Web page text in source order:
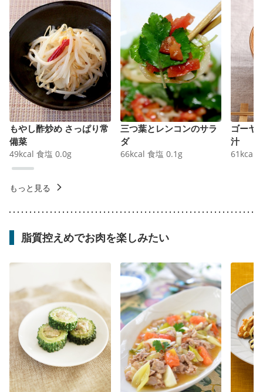
もやし酢炒め さっぱり常
備菜
49kcal 食塩 0.0g
三つ葉とレンコンのサラ
ダ
66kcal 食塩 0.1 g
ゴーヤ
汁
61 kcal
もっと見る
脂質控えめでお肉を楽しみたい